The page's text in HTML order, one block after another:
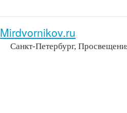
Mirdvornikov.ru
Санкт-Петербург,